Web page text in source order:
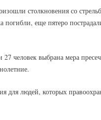
столкновения со
погибли, еще пятеро
человек выбрана мера
для людей, которых